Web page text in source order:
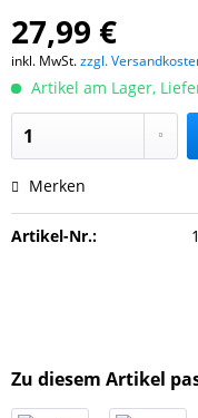
27,99 €
inkl. MwSt.zzgl.
Artikel am Lager,
Merken
Artikel-Nr.:
Zu diesem Artikel